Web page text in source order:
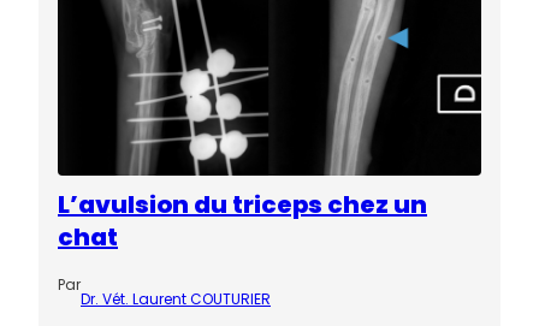
L’avulsion du triceps chez un
chat
Par
Dr. Vét. Laurent COUTURIER